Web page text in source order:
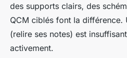
des supports clairs, des
QCM ciblés font la différence.
(relire ses notes) est
activement.